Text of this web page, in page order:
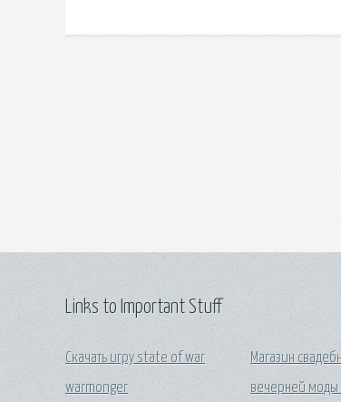
Links to Important Stuff
Скачать игру state of war
warmonger
Магазин
вечерней моды